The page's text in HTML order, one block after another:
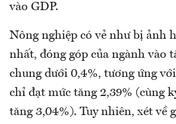
vào GDP.
Nông nghiệp có vẻ như bị ảnh
nhất, đóng góp của ngành vào
chung dưới 0,4%, tương ứng
chỉ đạt mức tăng 2,39% (cùng
tăng 3,04%). Tuy nhiên, xét về